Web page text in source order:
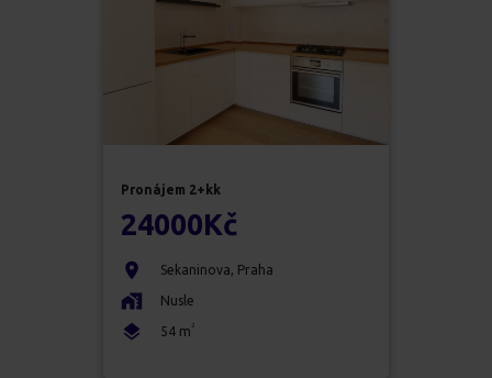
Pronájem 2+kk
24000Kč
Sekaninova, Praha
Nusle
54 m 2